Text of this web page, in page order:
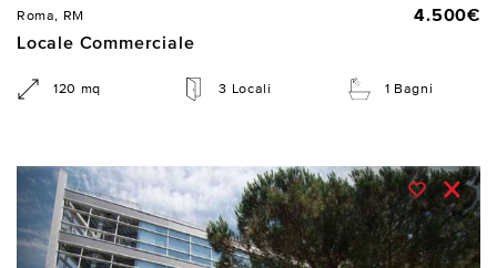
Roma, RM
4.500€
Locale Commerciale
120 mq 3 Locali 1 Bagni